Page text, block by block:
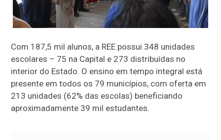
Com 187,5 mil alunos, a REE possui 348 unidades
escolares – 75 na Capital e 273 distribuídas no
interior do Estado. O ensino em tempo integral está
presente em todos os 79 municípios, com oferta em
213 unidades (62% das escolas) beneficiando
aproximadamente 39 mil estudantes.